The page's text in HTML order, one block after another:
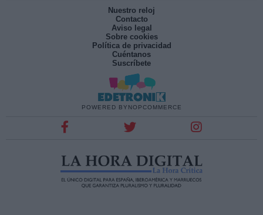
Nuestro reloj
Contacto
Aviso legal
Sobre cookies
Política de privacidad
Cuéntanos
Suscríbete
POWERED BY NOPCOMMERCE